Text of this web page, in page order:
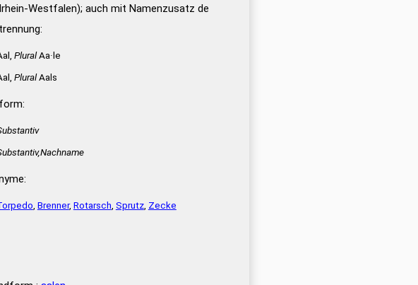
Westfalen); auch mit Namenzusatz de
PluralAa·le
PluralAals
Brenner, Rotarsch Sprutz, Zecke